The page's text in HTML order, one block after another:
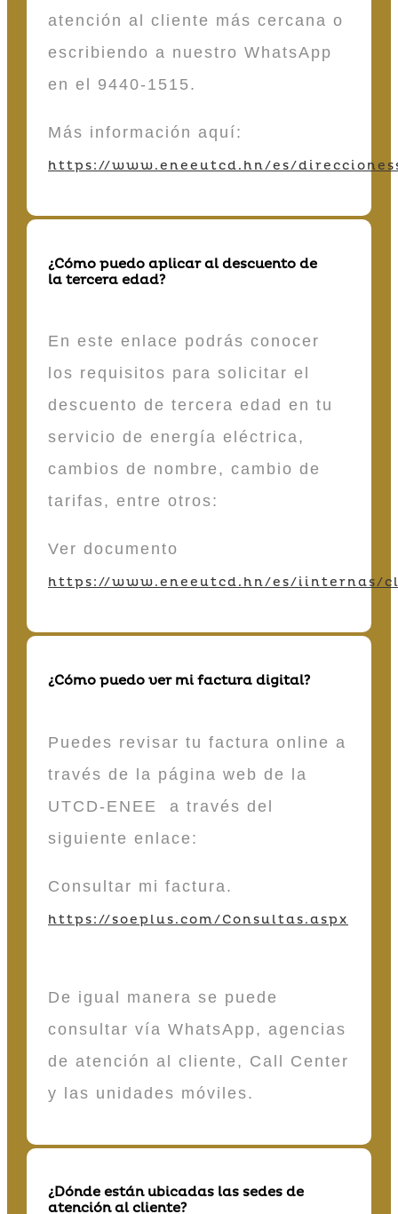
atención al cliente más cercana o
escribiendo a nuestro WhatsApp
en el 9440-1515.
Más información aquí:
https://www.eneeutcd.hn/es/
¿Cómo puedo aplicar al descuento de
la tercera edad?
En este enlace podrás conocer
los requisitos para solicitar el
descuento de tercera edad en tu
servicio de energía eléctrica,
cambios de nombre, cambio de
tarifas, entre otros:
Ver documento
https://www.eneeutcd.hn/es/iinternas/
¿Cómo puedo ver mi factura digital?
Puedes revisar tu factura online a
través de la página web de la
UTCD-ENEE a través del
siguiente enlace:
Consultar mi factura.
https://soeplus.com/Consultas.aspx
De igual manera se puede
consultar vía WhatsApp, agencias
de atención al cliente, Call Center
y las unidades móviles.
¿Dónde están ubicadas las sedes de
atención al cliente?